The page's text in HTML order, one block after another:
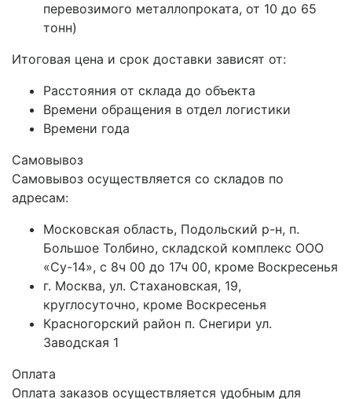
перевозимого металлопроката, от 10 до 65
тонн)
Итоговая цена и срок доставки зависят от:
Расстояния от склада до объекта
Времени обращения в отдел логистики
Времени года
Самовывоз
Самовывоз осуществляется со складов по
адресам:
Московская область, Подольский р-н, п.
Большое Толбино, складской комплекс ООО
«Су-14», с 8ч 00 до 17ч 00, кроме Воскресенья
г. Москва, ул. Стахановская, 19,
круглосуточно, кроме Воскресенья
Красногорский район п. Снегири ул.
Заводская 1
Оплата
Оплата заказов осуществляется удобным для